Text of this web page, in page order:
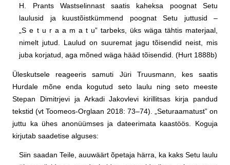
H. Prants Wastselinnast saatis kaheksa poognat Setu
laulusid ja kuustõistkümmend poognat Setu juttusid –
„S e t u r a a m a t u” tarbeks, üks wäga tähtis materjaal,
nimelt jutud. Laulud on suuremat jagu tõisendid neist, mis
juba korjatud, aga mõned wäga hääd tõisendid. (Hurt 1888b)
Üleskutsele reageeris samuti Jüri Truusmann, kes saatis
Hurdale mõne enda kogutud seto laulu ning seto meeste
Stepan Dimitrjevi ja Arkadi Jakovlevi kirillitsas kirja pandud
tekstid (vt Toomeos-Orglaan 2018: 73–74). „Seturaamatust” on
juttu ka ühes anonüümses ja dateerimata kaastöös. Koguja
kirjutab saadetise alguses:
Siin saadan Teile, auuwäärt õpetaja härra, ka kaks Setu laulu